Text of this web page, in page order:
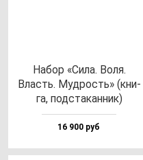
Набор «Сила. Воля.
Власть. Муд­рость» (кни­
га, под­ста­кан­ник)
16 900 руб